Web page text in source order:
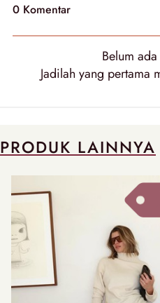
0 Komentar
Belum
Jadilah yang pertama
PRODUK LAINNYA